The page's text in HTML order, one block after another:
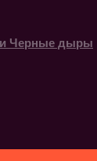
Черные дыры